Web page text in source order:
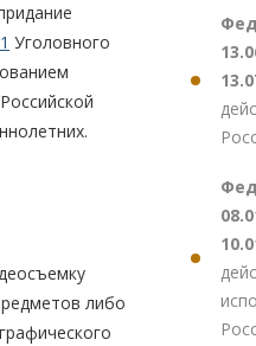
Уголовного
либо